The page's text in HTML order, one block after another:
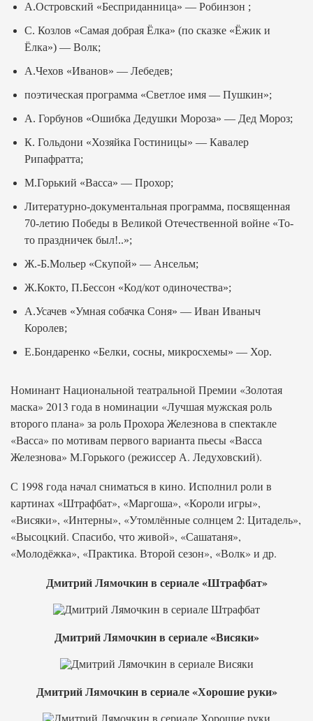
А.Островский «Бесприданница» — Робинзон ;
С. Козлов «Самая добрая Ёлка» (по сказке «Ёжик и
Ёлка») — Волк;
А.Чехов «Иванов» — Лебедев;
поэтическая программа «Светлое имя — Пушкин»;
А. Горбунов «Ошибка Дедушки Мороза» — Дед Мороз;
К. Гольдони «Хозяйка Гостиницы» — Кавалер
Рипафратта;
М.Горький «Васса» — Прохор;
Литературно-документальная программа, посвященная
70-летию Победы в Великой Отечественной войне «То-
то праздничек был!..»;
Ж.-Б.Мольер «Скупой» — Ансельм;
Ж.Кокто, П.Бессон «Код/кот одиночества»;
А.Усачев «Умная собачка Соня» — Иван Иваныч
Королев;
Е.Бондаренко «Белки, сосны, микросхемы» — Хор.
Номинант Национальной театральной Премии «Золотая
маска» 2013 года в номинации «Лучшая мужская роль
второго плана» за роль Прохора Железнова в спектакле
«Васса» по мотивам первого варианта пьесы «Васса
Железнова» М.Горького (режиссер А. Ледуховский).
С 1998 года начал сниматься в кино. Исполнил роли в
картинах «Штрафбат», «Маргоша», «Короли игры»,
«Висяки», «Интерны», «Утомлённые солнцем 2: Цитадель»,
«Высоцкий. Спасибо, что живой», «Сашатаня»,
«Молодёжка», «Практика. Второй сезон», «Волк» и др.
Дмитрий Лямочкин в сериале «Штрафбат»
Дмитрий Лямочкин в сериале «Висяки»
Дмитрий Лямочкин в сериале «Хорошие руки»